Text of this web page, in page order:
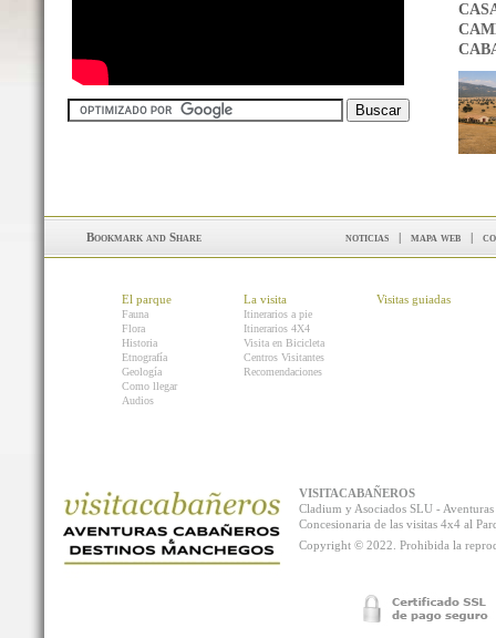
noticias | mapa web |
El parque
Fauna
Flora
Historia
Etnografía
Geología
Como llegar
Audios
La visita
Itinerarios a pie
Itinerarios 4X4
Visita en Bicicleta
Centros Visitantes
Recomendaciones
Visitas guiadas
VISITACABAÑEROS
Cladium y Asociados SLU -
Concesionaria de las visitas 4x4 al
Copyright © 2022. Prohibida la